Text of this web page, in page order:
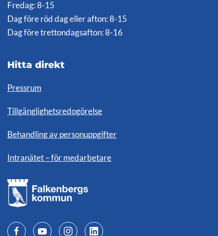
Fredag: 8-15
Dag före röd dag eller afton: 8-15
Dag före trettondagsafton: 8-16
Hitta direkt
Pressrum
Tillgänglighetsredogörelse
Behandling av personuppgifter
Intranätet – för medarbetare